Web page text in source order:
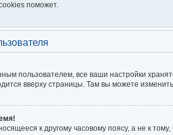
поможет.
пользователем, все ваши настройки
вверху страницы. Там вы можете
к другому часовому поясу, а не к